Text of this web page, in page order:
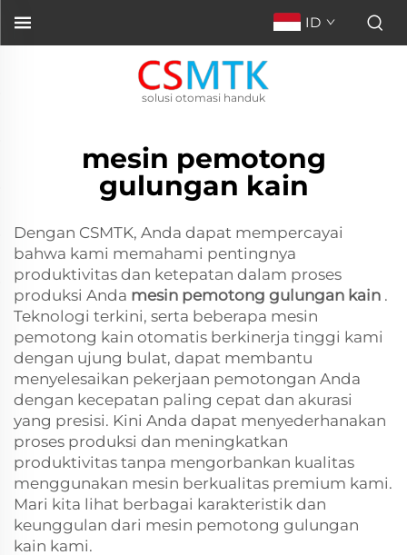
ID
solusi otomasi handuk
mesin pemotong
gulungan kain
Dengan CSMTK, Anda dapat mempercayai
bahwa kami memahami pentingnya
produktivitas dan ketepatan dalam proses
produksi Anda mesin pemotong gulungan kain .
Teknologi terkini, serta beberapa mesin
pemotong kain otomatis berkinerja tinggi kami
dengan ujung bulat, dapat membantu
menyelesaikan pekerjaan pemotongan Anda
dengan kecepatan paling cepat dan akurasi
yang presisi. Kini Anda dapat menyederhanakan
proses produksi dan meningkatkan
produktivitas tanpa mengorbankan kualitas
menggunakan mesin berkualitas premium kami.
Mari kita lihat berbagai karakteristik dan
keunggulan dari mesin pemotong gulungan
kain kami.